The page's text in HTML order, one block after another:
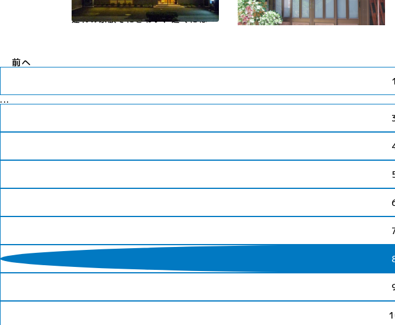
家の目の前に広がり、夏にはお子様
連れの家族でにぎわい、近くには小
り。特に海岸のマーメイドテラスよ
ます。活魚料理、フグ、カニ他、独
自のサザエ飯をご宿泊のお客様にご
前へ
1
...